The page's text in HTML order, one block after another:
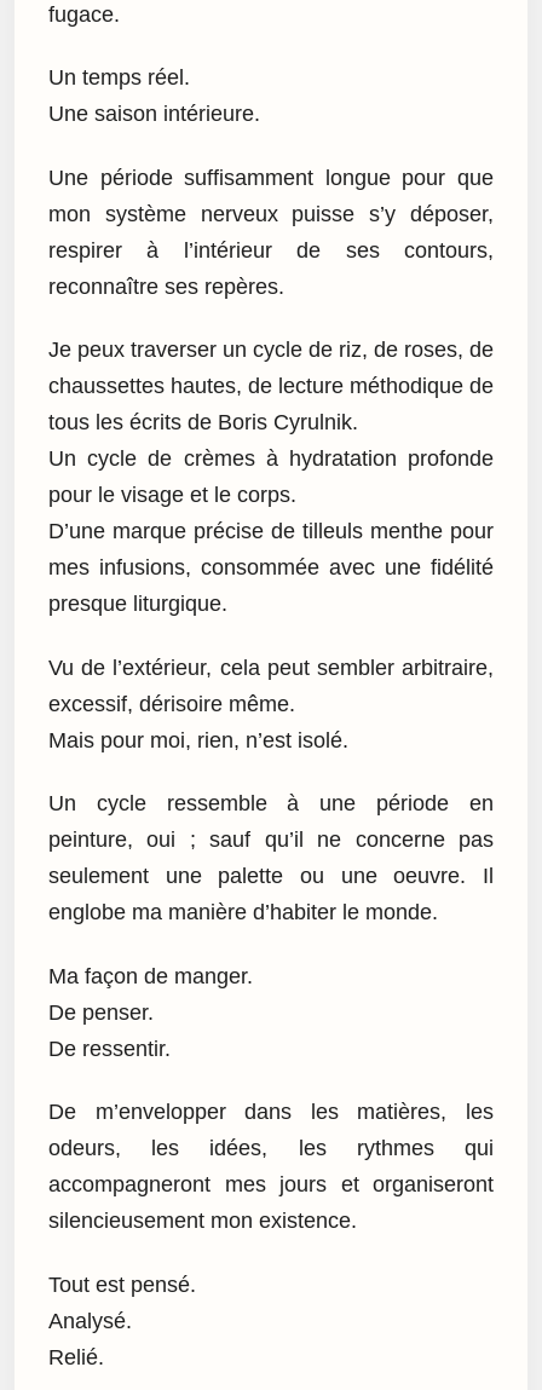
fugace.
Un temps réel.
Une saison intérieure.
Une période suffisamment longue pour que
mon système nerveux puisse s’y déposer,
respirer à l’intérieur de ses contours,
reconnaître ses repères.
Je peux traverser un cycle de riz, de roses, de
chaussettes hautes, de lecture méthodique de
tous les écrits de Boris Cyrulnik.
Un cycle de crèmes à hydratation profonde
pour le visage et le corps.
D’une marque précise de tilleuls menthe pour
mes infusions, consommée avec une fidélité
presque liturgique.
Vu de l’extérieur, cela peut sembler arbitraire,
excessif, dérisoire même.
Mais pour moi, rien, n’est isolé.
Un cycle ressemble à une période en
peinture, oui ; sauf qu’il ne concerne pas
seulement une palette ou une oeuvre. Il
englobe ma manière d’habiter le monde.
Ma façon de manger.
De penser.
De ressentir.
De m’envelopper dans les matières, les
odeurs, les idées, les rythmes qui
accompagneront mes jours et organiseront
silencieusement mon existence.
Tout est pensé.
Analysé.
Relié.